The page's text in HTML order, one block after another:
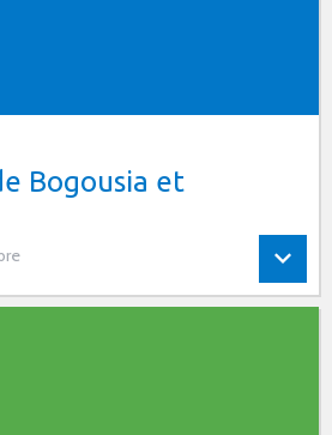
Bogousia et